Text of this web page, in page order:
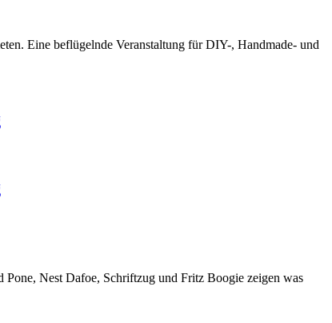
Eine beflügelnde Veranstaltung für DIY-, Handmade- und
Pone, Nest Dafoe, Schriftzug und Fritz Boogie zeigen was